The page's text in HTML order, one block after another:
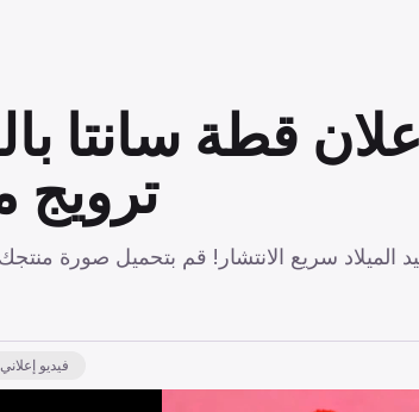
قطة سانتا
ترويج
فيديو إعلاني